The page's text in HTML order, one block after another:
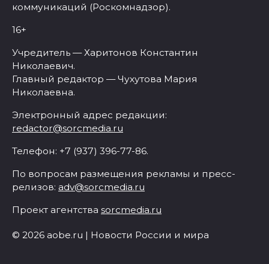
коммуникаций (Роскомнадзор).
16+
Учредитель — Харитонов Константин
Николаевич.
Главный редактор — Чухутова Мария
Николаевна.
Электронный адрес редакции:
redactor@sorcmedia.ru
Телефон: +7 (937) 396-77-86.
По вопросам размещения рекламы и пресс-
релизов: adv@sorcmedia.ru
Проект агентства sorcmedia.ru
© 2026 aobe.ru | Новости России и мира